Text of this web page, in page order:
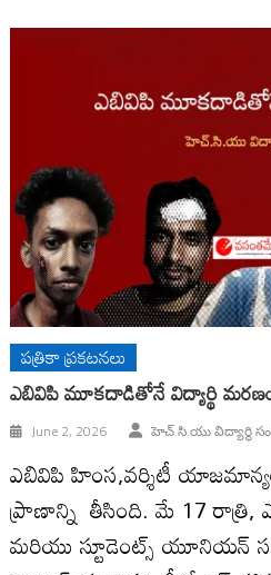
పత్రికా ప్రకటనలు
ఎబివిపి మూకదాడితోనే విద్యార్థి
June 2, 2026 హెచ్.సి.యు విద్యార్థి
ఎబివిపి హింస,వర్శిటీ
ప్రాణాన్ని తీసింది. మే 17 రాత్రి,
మరియు స్టూడెంట్స్ యూనియన్